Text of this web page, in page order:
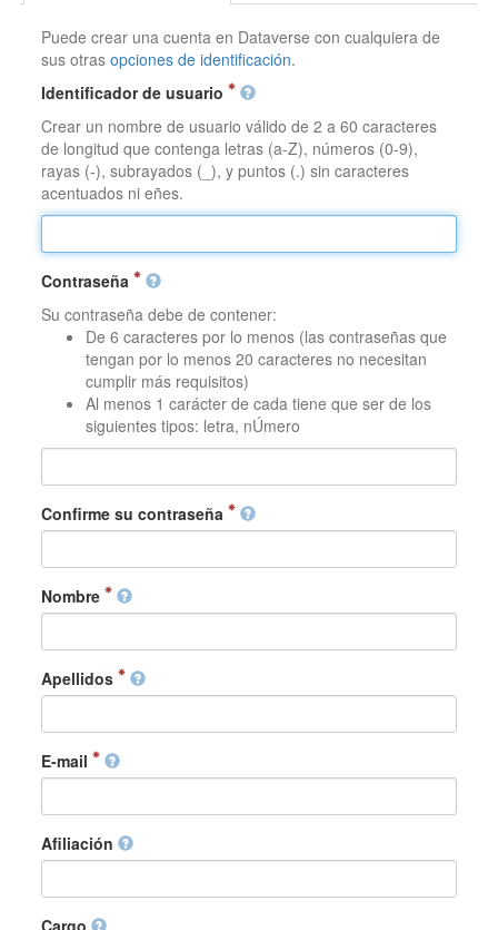
Puede crear una cuenta en Dataverse con cualquiera de
sus otrasopciones de identificación.
Identificador de usuario
Crear un nombre de usuario válido de 2 a 60 caracteres
de longitud que contenga letras (a-Z), números (0-9),
rayas (-), subrayados (_), y puntos (.) sin caracteres
acentuados ni eñes.
Contraseña
Su contraseña debe de contener:
De 6 caracteres por lo menos (las contraseñas que
tengan por lo menos 20 caracteres no necesitan
cumplir más requisitos)
Al menos 1 carácter de cada tiene que ser de los
siguientes tipos: letra, nÚmero
Confirme su contraseña
Nombre
Apellidos
E-mail
Afiliación
Cargo